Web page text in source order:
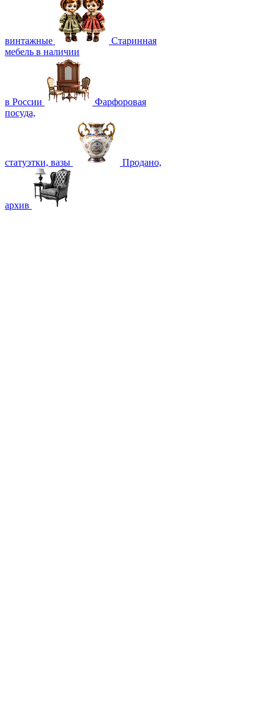
винтажные
Старинная
мебель в наличии
в России
Фарфоровая
посуда,
статуэтки, вазы Продано,
архив